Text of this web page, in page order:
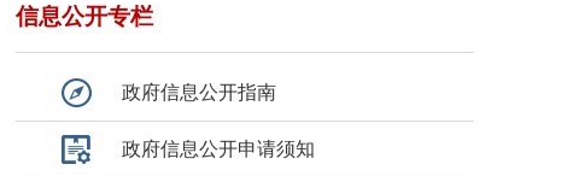
信息公开专栏
政府信息公开指南
政府信息公开申请须知